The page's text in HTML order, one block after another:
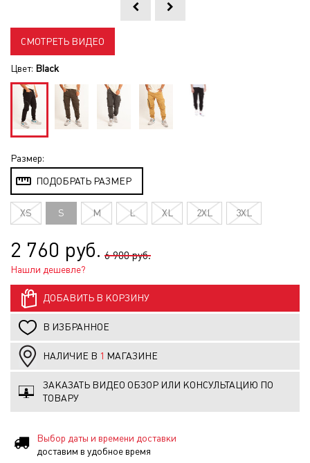
СМОТРЕТЬ ВИДЕО
Цвет: Black
Размер:
ПОДОБРАТЬ РАЗМЕР
XS S M L XL 2XL 3XL
2 760 руб. 6 900 руб.
Нашли дешевле?
ДОБАВИТЬ В КОРЗИНУ
В ИЗБРАННОЕ
НАЛИЧИЕ В 1 МАГАЗИНЕ
ЗАКАЗАТЬ ВИДЕО ОБЗОР ИЛИ КОНСУЛЬТАЦИЮ ПО
ТОВАРУ
Выбор даты и времени доставки
доставим в удобное время